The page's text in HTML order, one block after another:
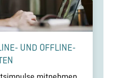
UND OFFLINE­